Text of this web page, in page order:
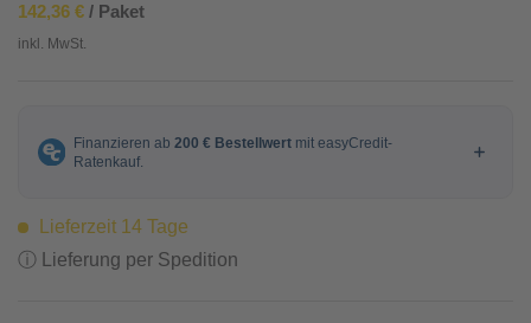
142,36 € / Paket
inkl. MwSt.
Lieferzeit 14 Tage
ⓘ Lieferung per Spedition